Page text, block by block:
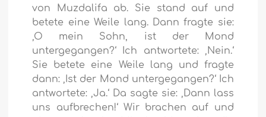
von Muzdalifa ab. Sie stand auf und
betete eine Weile lang. Dann fragte sie:
‚O mein Sohn, ist der Mond
untergegangen?‘ Ich antwortete: ‚Nein.‘
Sie betete eine Weile lang und fragte
dann: ‚Ist der Mond untergegangen?‘ Ich
antwortete: ‚Ja.‘ Da sagte sie: ‚Dann lass
uns aufbrechen!‘ Wir brachen auf und